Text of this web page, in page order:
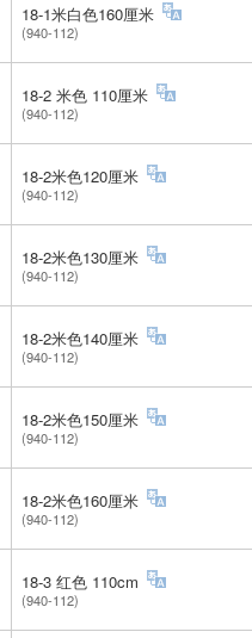
18-1米白色160厘米
(940-112)
18-2 米色 110厘米
(940-112)
18-2米色120厘米
(940-112)
18-2米色130厘米
(940-112)
18-2米色140厘米
(940-112)
18-2米色150厘米
(940-112)
18-2米色160厘米
(940-112)
18-3 红色 110cm
(940-112)